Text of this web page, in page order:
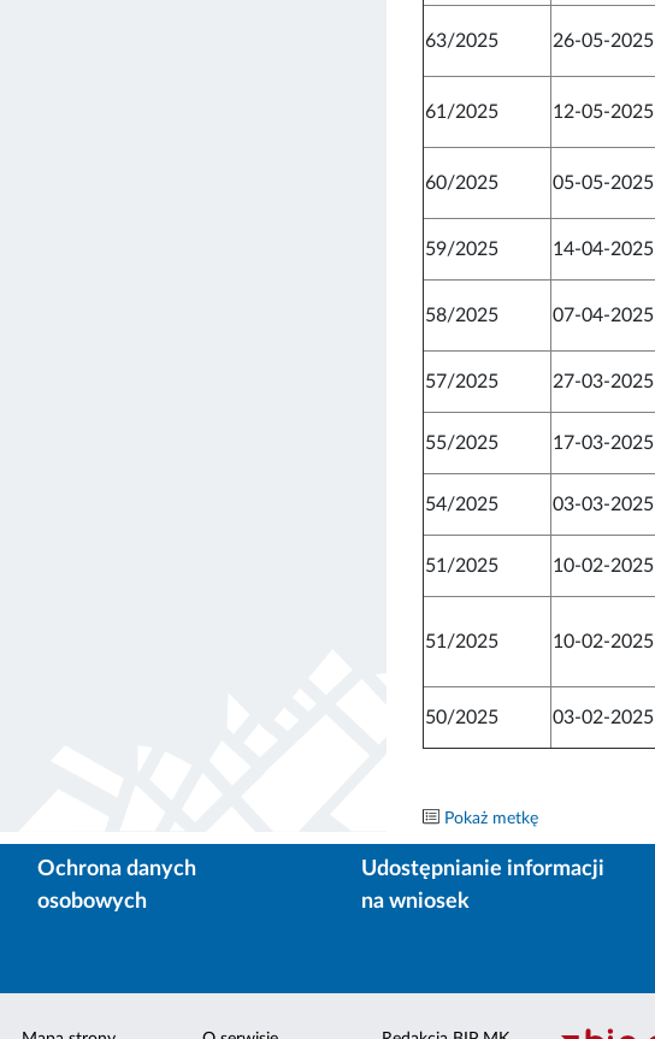
63/2025 26-05-2025
61/2025 12-05-2025
60/2025 05-05-2025
59/2025 14-04-2025
58/2025 07-04-2025
57/2025 27-03-2025
55/2025 17-03-2025
54/2025 03-03-2025
51/2025 10-02-2025
51/2025 10-02-2025
50/2025 03-02-2025
Pokaż metkę
Ochrona danych
osobowych
Udostępnianie informacji
na wniosek